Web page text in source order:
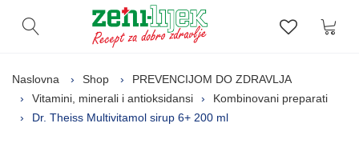
Otvori pretragu Lista
Naslovna Shop
PREVENCIJOM DO ZDRAVLJA
Vitamini, minerali i antioksidansi
Kombinovani preparati
Dr. Theiss Multivitamol sirup 6+ 200 ml